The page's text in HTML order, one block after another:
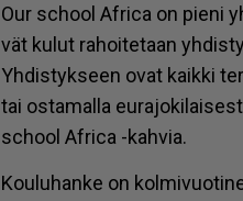
Our school Af­ri­ca on pie­ni
vät ku­lut ra­hoi­te­taan
Yh­dis­tyk­seen ovat kaik­ki
tai os­ta­mal­la
school Af­ri­ca -kah­via.
Kou­lu­han­ke on